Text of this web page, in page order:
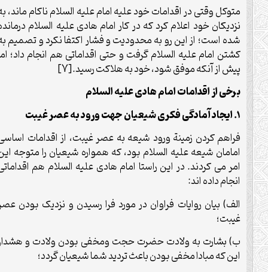
متوکل وقتی در اقدامات خود علیه امام علیه السلام ناکام ماند، به
نزدیکان خود اعلام کرد که در کار امام هادی علیه السلام درمانده
شده است؛ از این رو به محدودیت و فشار اکتفا نکرد و تصمیم به
کشتن امام علیه السلام گرفت و حتی اقداماتی هم انجام داد؛ اما
پیش از آنکه موفق شود، خود به هلاکت رسید.[7]
برخی از اقدامات امام هادی علیه السلام
1. ایجاد آمادگی فکری شیعیان جهت ورود به عصر غیبت
فراهم کردن زمینة ورود شیعه به عصر غیبت، از اقدامات اساسی
امامان شیعه علیه السلام بود، که همواره شیعیان را متوجه این
امر می کردند. در این راستا امام هادی علیه السلام هم اقداماتی
انجام داده اند:
الف) بیان روایات فراوان در مورد فرا رسیدن و نزدیک بودن عصر
غیبت؛
ب) بشارت به ولادت حضرت حجت ومخفی بودن ولادت و هشدار
این که مبادا مخفی بودن باعث تردید شما شیعیان گردد؛